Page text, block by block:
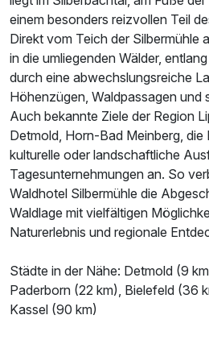
einem besonders reizvollen Teil
Direkt vom Teich der Silbermühle
in die umliegenden Wälder,
durch eine abwechslungsreiche
Höhenzügen, Waldpassagen und
Auch bekannte Ziele der Region
Detmold, Horn-Bad Meinberg,
kulturelle oder landschaftliche
Tagesunternehmungen an. So
Waldhotel Silbermühle die
Waldlage mit vielfältigen
Naturerlebnis und regionale
Städte in der Nähe: Detmold (9
Paderborn (22 km), Bielefeld (36
Kassel (90 km)